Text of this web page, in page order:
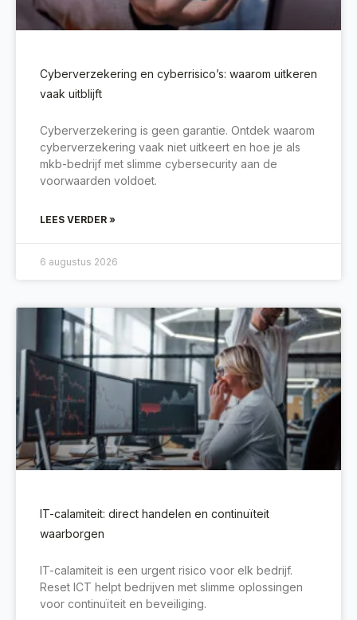
Cyberverzekering en cyberrisico’s: waarom uitkeren
vaak uitblijft
Cyberverzekering is geen garantie. Ontdek waarom
cyberverzekering vaak niet uitkeert en hoe je als
mkb-bedrijf met slimme cybersecurity aan de
voorwaarden voldoet.
LEES VERDER »
6 augustus 2026
IT-calamiteit: direct handelen en continuïteit
waarborgen
IT-calamiteit is een urgent risico voor elk bedrijf.
Reset ICT helpt bedrijven met slimme oplossingen
voor continuïteit en beveiliging.